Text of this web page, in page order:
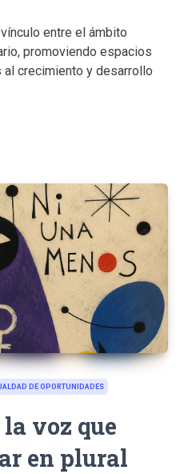
entre el ámbito
promoviendo espacios
al crecimiento y desarrollo
DE OPORTUNIDADES
voz que
en plural